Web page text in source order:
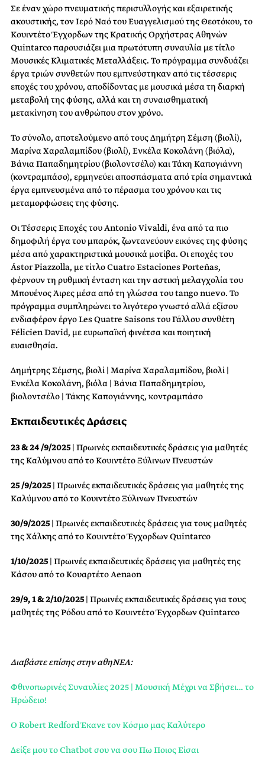
Σε έναν χώρο πνευματικής περισυλλογής και εξαιρετικής
ακουστικής, τον Ιερό Ναό του Ευαγγελισμού της Θεοτόκου, το
Κουιντέτο Έγχορδων της Κρατικής Ορχήστρας Αθηνών
Quintarco παρουσιάζει μια πρωτότυπη συναυλία με τίτλο
Μουσικές Κλιματικές Μεταλλάξεις. Το πρόγραμμα συνδυάζει
έργα τριών συνθετών που εμπνεύστηκαν από τις τέσσερις
εποχές του χρόνου, αποδίδοντας με μουσικά μέσα τη διαρκή
μεταβολή της φύσης, αλλά και τη συναισθηματική
μετακίνηση του ανθρώπου στον χρόνο.
Το σύνολο, αποτελούμενο από τους Δημήτρη Σέμση (βιολί),
Μαρίνα Χαραλαμπίδου (βιολί), Ενκέλα Κοκολάνη (βιόλα),
Βάνια Παπαδημητρίου (βιολοντσέλο) και Τάκη Καπογιάννη
(κοντραμπάσο), ερμηνεύει αποσπάσματα από τρία σημαντικά
έργα εμπνευσμένα από το πέρασμα του χρόνου και τις
μεταμορφώσεις της φύσης.
Οι Τέσσερις Εποχές του Antonio Vivaldi, ένα από τα πιο
δημοφιλή έργα του μπαρόκ, ζωντανεύουν εικόνες της φύσης
μέσα από χαρακτηριστικά μουσικά μοτίβα. Οι εποχές του
Ástor Piazzolla, με τίτλο Cuatro Estaciones Porteñas,
φέρνουν τη ρυθμική ένταση και την αστική μελαγχολία του
Μπουένος Άιρες μέσα από τη γλώσσα του tango nuevo. Το
πρόγραμμα συμπληρώνει το λιγότερο γνωστό αλλά εξίσου
ενδιαφέρον έργο Les Quatre Saisons του Γάλλου συνθέτη
Félicien David, με ευρωπαϊκή φινέτσα και ποιητική
ευαισθησία.
Δημήτρης Σέμσης, βιολί | Μαρίνα Χαραλαμπίδου, βιολί |
Ενκέλα Κοκολάνη, βιόλα | Βάνια Παπαδημητρίου,
βιολοντσέλο | Τάκης Καπογιάννης, κοντραμπάσο
Εκπαιδευτικές Δράσεις
23 & 24 /9/2025 | Πρωινές εκπαιδευτικές δράσεις για μαθητές
της Καλύμνου από το Κουιντέτο Ξύλινων Πνευστών
25 /9/2025 | Πρωινές εκπαιδευτικές δράσεις για μαθητές της
Καλύμνου από το Κουιντέτο Ξύλινων Πνευστών
30/9/2025 | Πρωινές εκπαιδευτικές δράσεις για τους μαθητές
της Χάλκης από το Κουιντέτο Έγχορδων Quintarco
1/10/2025 | Πρωινές εκπαιδευτικές δράσεις για μαθητές της
Κάσου από το Κουαρτέτο Aenaon
29/9, 1 & 2/10/2025 | Πρωινές εκπαιδευτικές δράσεις για τους
μαθητές της Ρόδου από το Κουιντέτο Έγχορδων Quintarco
Διαβάστε επίσης στην αθηΝΕΑ:
Φθινοπωρινές Συναυλίες 2025 | Μουσική Μέχρι να Σβήσει… το
Ηρώδειο!
Ο Robert Redford Έκανε τον Κόσμο μας Καλύτερο
Δείξε μου το Chatbot σου να σου Πω Ποιος Είσαι